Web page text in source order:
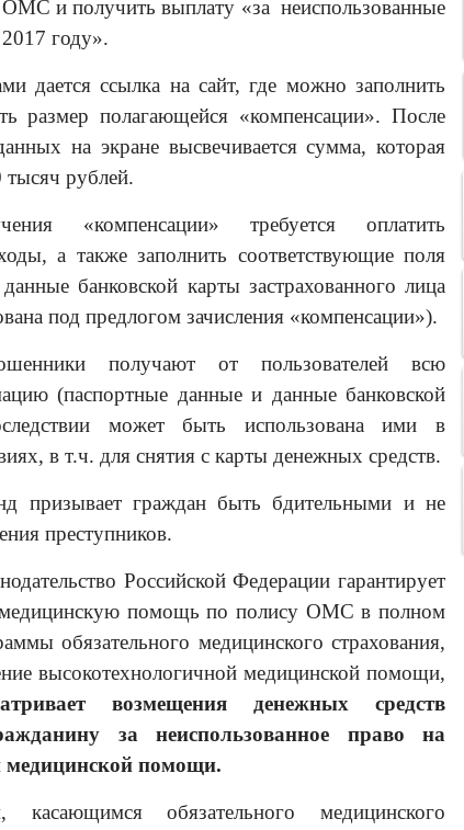
ОМС и получить выплату «за неиспользованные
году».
дается ссылка на сайт, где можно заполнить
размер полагающейся «компенсации». После
на экране высвечивается сумма, которая
рублей.
«компенсации» требуется оплатить
а также заполнить соответствующие поля
банковской карты застрахованного лица
под предлогом зачисления «компенсации»).
получают от пользователей всю
(паспортные данные и данные банковской
может быть использована ими в
в т.ч. для снятия с карты денежных средств.
призывает граждан быть бдительными и не
преступников.
Российской Федерации гарантирует
медицинскую помощь по полису ОМС в полном
обязательного медицинского страхования,
высокотехнологичной медицинской помощи,
возмещения денежных средств
за неиспользованное право на
медицинской помощи.
обязательного медицинского